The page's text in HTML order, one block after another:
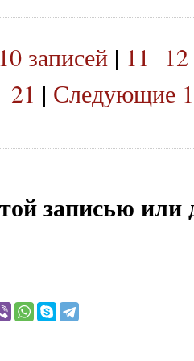
записей| 11 12
21 | Следующие
записью или